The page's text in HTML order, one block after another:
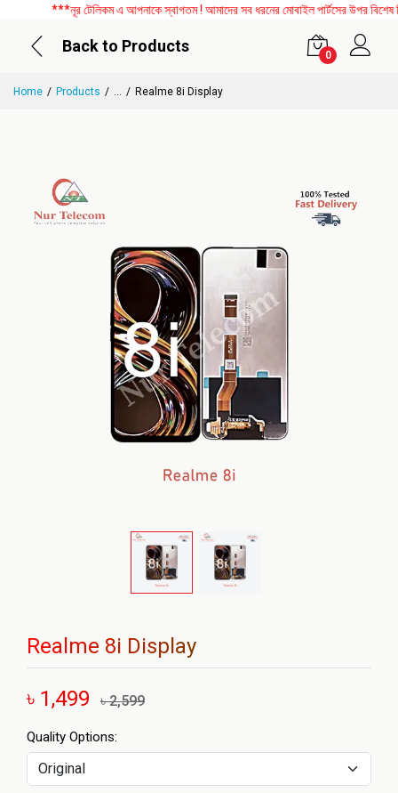
***নূর টেলিকম এ আপনাকে স্বাগতম ! আমাদের সব ধরনের মোবাইল পার্টসের উপর
Back to Products
0
Home Products ... Realme 8i Display
Realme 8i Display
৳ 1,499 ৳ 2,599
Quality Options: